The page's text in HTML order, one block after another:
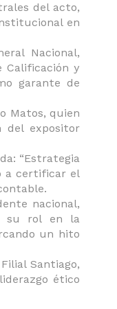
del acto,
en
Nacional,
Calificación y
garante de
Matos, quien
del expositor
“Estrategia
a certificar el
nacional,
su rol en la
un hito
Santiago,
ético